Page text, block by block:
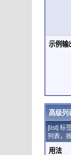
示例输
高级列
[list] 标
列表，
用法